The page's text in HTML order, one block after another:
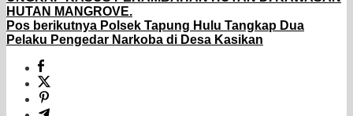
HUTAN MANGROVE.
Pos berikutnya Polsek Tapung Hulu Tangkap Dua
Pelaku Pengedar Narkoba di Desa Kasikan